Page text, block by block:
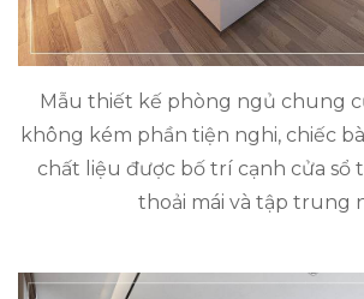
Mẫu thiết kế phòng ngủ chung
không kém phần tiện nghi, chiếc
chất liệu được bố trí cạnh cửa sổ
thoải mái và tập trung